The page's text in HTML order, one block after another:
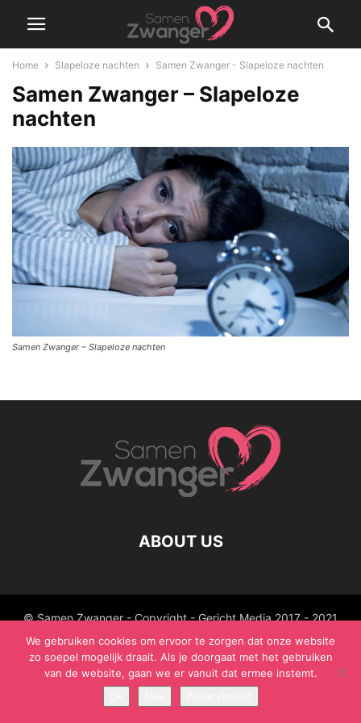
Home Slapeloze nachten Samen Zwanger - Slapeloze nachten
Samen Zwanger – Slapeloze
nachten
Samen Zwanger – Slapeloze nachten
ABOUT US
© Samen Zwanger - Copyright - Gericht Media 2017 - 2021
We gebruiken cookies om ervoor te zorgen dat onze website
zo soepel mogelijk draait. Als je doorgaat met het gebruiken
van de website, gaan we er vanuit dat ermee instemt.